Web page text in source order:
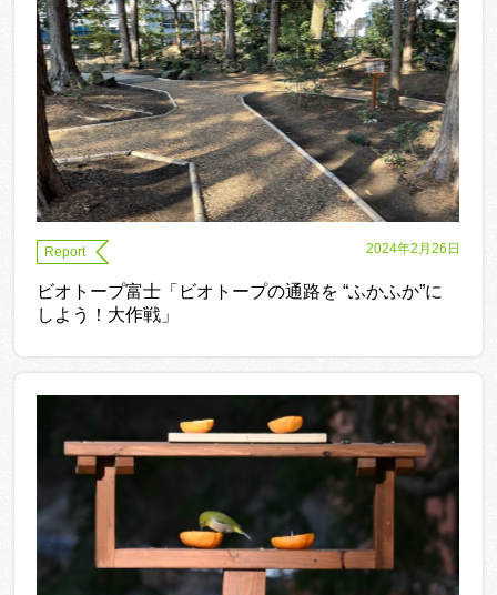
Report 2024年2月26日
ビオトープ富士「ビオトープの通路を “ふかふか”に
しよう！大作戦」